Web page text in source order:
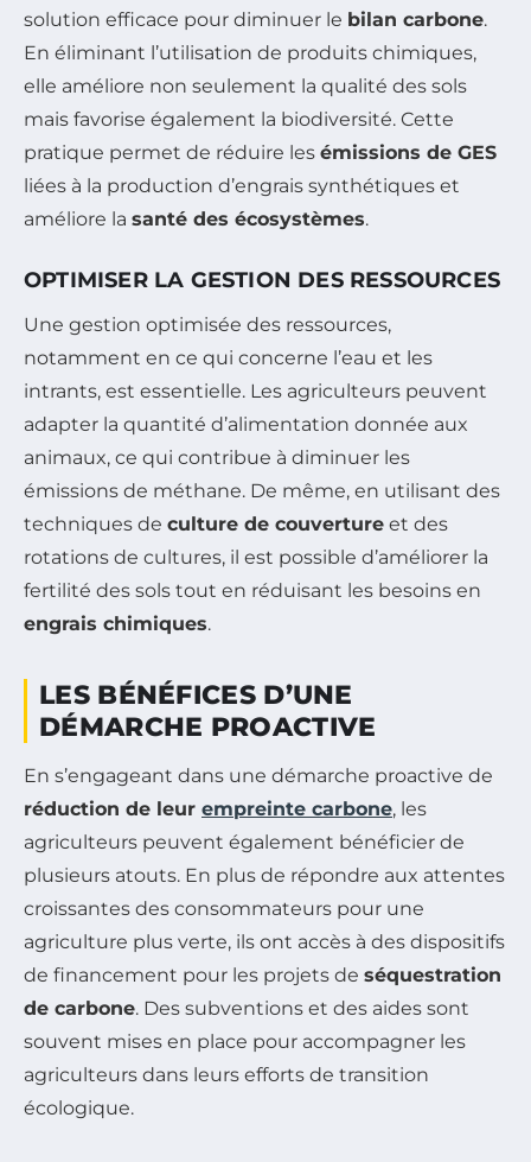
solution efficace pour diminuer le bilan carbone.
En éliminant l’utilisation de produits chimiques,
elle améliore non seulement la qualité des sols
mais favorise également la biodiversité. Cette
pratique permet de réduire les émissions de GES
liées à la production d’engrais synthétiques et
améliore la santé des écosystèmes.
OPTIMISER LA GESTION DES RESSOURCES
Une gestion optimisée des ressources,
notamment en ce qui concerne l’eau et les
intrants, est essentielle. Les agriculteurs peuvent
adapter la quantité d’alimentation donnée aux
animaux, ce qui contribue à diminuer les
émissions de méthane. De même, en utilisant des
techniques de culture de couverture et des
rotations de cultures, il est possible d’améliorer la
fertilité des sols tout en réduisant les besoins en
engrais chimiques.
LES BÉNÉFICES D’UNE
DÉMARCHE PROACTIVE
En s’engageant dans une démarche proactive de
réduction de leur empreinte carbone, les
agriculteurs peuvent également bénéficier de
plusieurs atouts. En plus de répondre aux attentes
croissantes des consommateurs pour une
agriculture plus verte, ils ont accès à des dispositifs
de financement pour les projets de séquestration
de carbone. Des subventions et des aides sont
souvent mises en place pour accompagner les
agriculteurs dans leurs efforts de transition
écologique.